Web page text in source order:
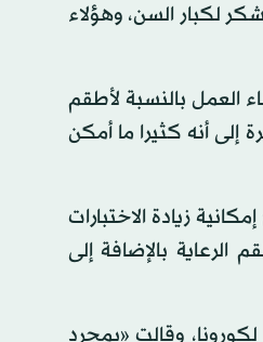
لكبار السن، وهؤلاء
العمل بالنسبة لأطقم
إلى أنه كثيرا ما أمكن
زيادة الاختبارات
بالإضافة إلى
وقالت «بمجرد